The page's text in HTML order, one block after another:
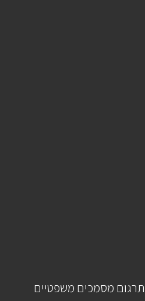
ותרגום מסמכים משפטיים